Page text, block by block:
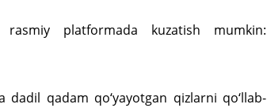
platformada kuzatish mumkin:
qadam qo‘yayotgan qizlarni qo‘llab-